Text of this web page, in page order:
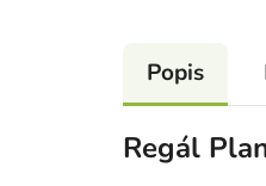
Popis
Regál